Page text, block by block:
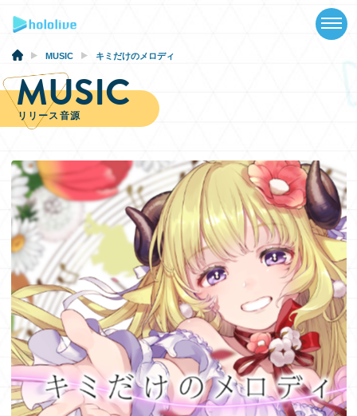
NEWS
SCHEDULE
EVENTS
VIDEOS
MUSIC
GOODS
SPECIAL
EN
MUSIC キミだけのメロディ
MUSIC
リリース音源